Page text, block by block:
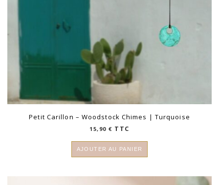
Petit Carillon – Woodstock Chimes | Turquoise
15,90€ TTC
AJOUTER AU PANIER